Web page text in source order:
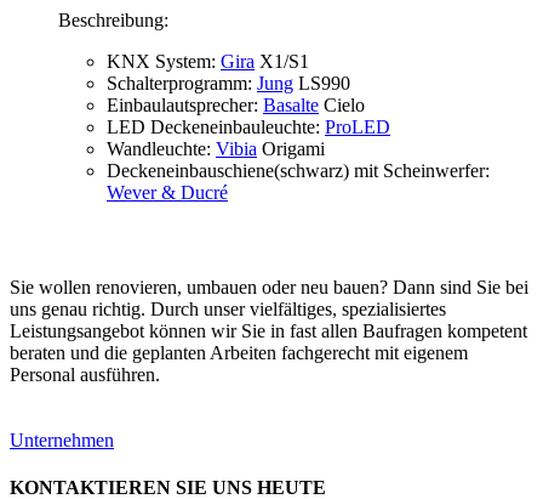
Beschreibung:
KNX System: Gira X1/S1
Schalterprogramm: Jung LS990
Einbaulautsprecher: Basalte Cielo
LED Deckeneinbauleuchte: ProLED
Wandleuchte: Vibia Origami
Deckeneinbauschiene(schwarz) mit Scheinwerfer:
Wever & Ducré
Sie wollen renovieren, umbauen oder neu bauen? Dann sind Sie bei
uns genau richtig. Durch unser vielfältiges, spezialisiertes
Leistungsangebot können wir Sie in fast allen Baufragen kompetent
beraten und die geplanten Arbeiten fachgerecht mit eigenem
Personal ausführen.
Unternehmen
KONTAKTIEREN SIE UNS HEUTE